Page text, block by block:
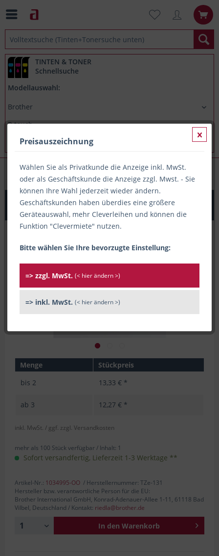
TINTEN & TONER
Schnellsuche
Modellauswahl:
Brother P-touch 3600
Original Beschriftungsband Brother TZe-131, 12mm x
8m, schwarz auf transparent
Menge
Stückpreis
bis 2 13,33 € *
ab 3 12,27 € *
inkl. MwSt. / ggf. zzgl. Versandkosten
mehr als 100 Stück verfügbar / Inhalt: 1
Sofort versandfertig, Lieferzeit 1-3 Werktage **
Artikel-Nr.: 1034995-OO / Herstellernummer: TZe-131
Hersteller bzw. verantwortliche Person für die EU:
Brother International GmbH, Konrad-Adenauer-Allee 1-11, 61118 Bad
Vilbel, Deutschland / Kontakt: riedla@brother.de
In den Warenkorb
Preisauszeichnung
Wählen Sie als Privatkunde die Anzeige inkl. MwSt.
oder als Geschäftskunde die Anzeige zzgl. Mwst. - Sie
können Ihre Wahl jederzeit wieder ändern.
Geschäftskunden haben überdies eine größere
Geräteauswahl, mehr Cleverleihen und können die
Funktion "Clevermiete" nutzen.
Bitte wählen Sie Ihre bevorzugte Einstellung:
=> zzgl. MwSt. (< hier ändern >)
=> inkl. MwSt. (< hier ändern >)